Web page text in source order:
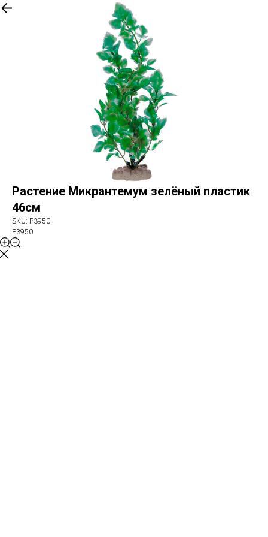
More products
Растение Микрантемум зелёный пластик
46см
SKU: P3950
P3950